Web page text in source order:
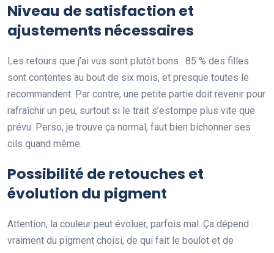
Niveau de satisfaction et
ajustements nécessaires
Les retours que j’ai vus sont plutôt bons : 85 % des filles
sont contentes au bout de six mois, et presque toutes le
recommandent. Par contre, une petite partie doit revenir pour
rafraîchir un peu, surtout si le trait s’estompe plus vite que
prévu. Perso, je trouve ça normal, faut bien bichonner ses
cils quand même.
Possibilité de retouches et
évolution du pigment
Attention, la couleur peut évoluer, parfois mal. Ça dépend
vraiment du pigment choisi, de qui fait le boulot et de